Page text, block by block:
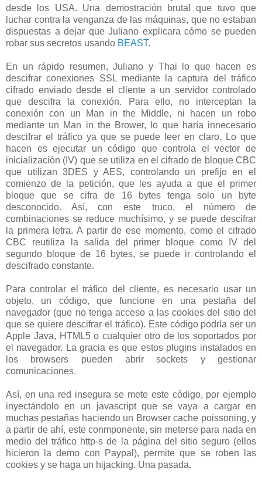
desde los USA. Una demostración brutal que tuvo que
luchar contra la venganza de las máquinas, que no estaban
dispuestas a dejar que Juliano explicara cómo se pueden
robar sus secretos usando BEAST.
En un rápido resumen, Juliano y Thai lo que hacen es
descifrar conexiones SSL mediante la captura del tráfico
cifrado enviado desde el cliente a un servidor controlado
que descifra la conexión. Para ello, no interceptan la
conexión con un Man in the Middle, ni hacen un robo
mediante un Man in the Brower, lo que haría innecesario
descifrar el tráfico ya que se puede leer en claro. Lo que
hacen es ejecutar un código que controla el vector de
inicialización (IV) que se utiliza en el cifrado de bloque CBC
que utilizan 3DES y AES, controlando un prefijo en el
comienzo de la petición, que les ayuda a que el primer
bloque que se cifra de 16 bytes tenga solo un byte
desconocido. Así, con este truco, el número de
combinaciones se reduce muchísimo, y se puede descifrar
la primera letra. A partir de ese momento, como el cifrado
CBC reutiliza la salida del primer bloque como IV del
segundo bloque de 16 bytes, se puede ir controlando el
descifrado constante.
Para controlar el tráfico del cliente, es necesario usar un
objeto, un código, que funcione en una pestaña del
navegador (que no tenga acceso a las cookies del sitio del
que se quiere descifrar el tráfico). Este código podría ser un
Apple Java, HTML5 o cualquier otro de los soportados por
el navegador. La gracia es que estos plugins instalados en
los browsers pueden abrir sockets y gestionar
comunicaciones.
Así, en una red insegura se mete este código, por ejemplo
inyectándolo en un javascript que se vaya a cargar en
muchas pestañas haciendo un Browser cache poissoning, y
a partir de ahí, este conmponente, sin meterse para nada en
medio del tráfico http-s de la página del sitio seguro (ellos
hicieron la demo con Paypal), permite que se roben las
cookies y se haga un hijacking. Una pasada.